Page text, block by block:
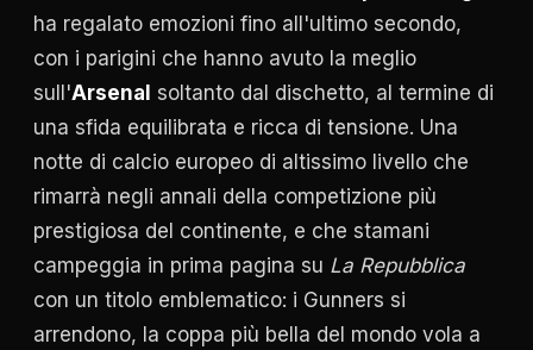
ha regalato emozioni fino all'ultimo secondo,
con i parigini che hanno avuto la meglio
sull'Arsenal soltanto dal dischetto, al termine di
una sfida equilibrata e ricca di tensione. Una
notte di calcio europeo di altissimo livello che
rimarrà negli annali della competizione più
prestigiosa del continente, e che stamani
campeggia in prima pagina su La Repubblica
con un titolo emblematico: i Gunners si
arrendono, la coppa più bella del mondo vola a